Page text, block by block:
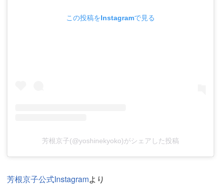
この投稿をInstagramで見る
芳根京子(@yoshinekyoko)がシェアした投稿
芳根京子公式Instagramより